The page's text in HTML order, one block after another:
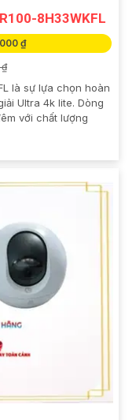
8H33WKFL
₫
là sự lựa chọn hoàn
Ultra 4k lite. Dòng
với chất lượng